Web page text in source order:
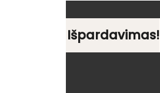
Išpardavimas!